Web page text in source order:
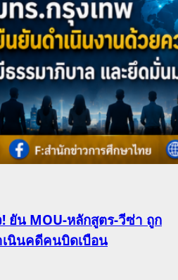
! ยัน MOU-หลักสูตร-วีซ่า ถูก
เนินคดีคนบิดเบือน